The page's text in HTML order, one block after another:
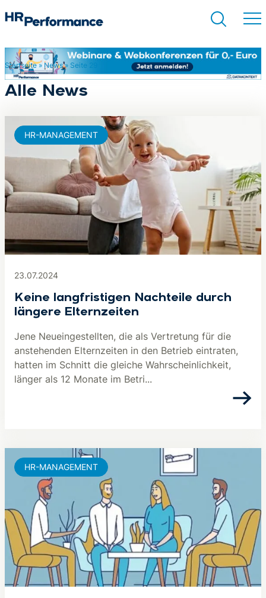
Startseite» News» Seite 29
Alle News
23.07.2024
Keine langfristigen Nachteile durch
längere Elternzeiten
Jene Neueingestellten, die als Vertretung für die
anstehenden Elternzeiten in den Betrieb eintraten,
hatten im Schnitt die gleiche Wahrscheinlichkeit,
länger als 12 Monate im Betri...
HR-MANAGEMENT
HR-MANAGEMENT